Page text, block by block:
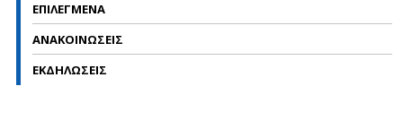
ΕΠΙΛΕΓΜΕΝΑ
ΑΝΑΚΟΙΝΩΣΕΙΣ
ΕΚΔΗΛΩΣΕΙΣ